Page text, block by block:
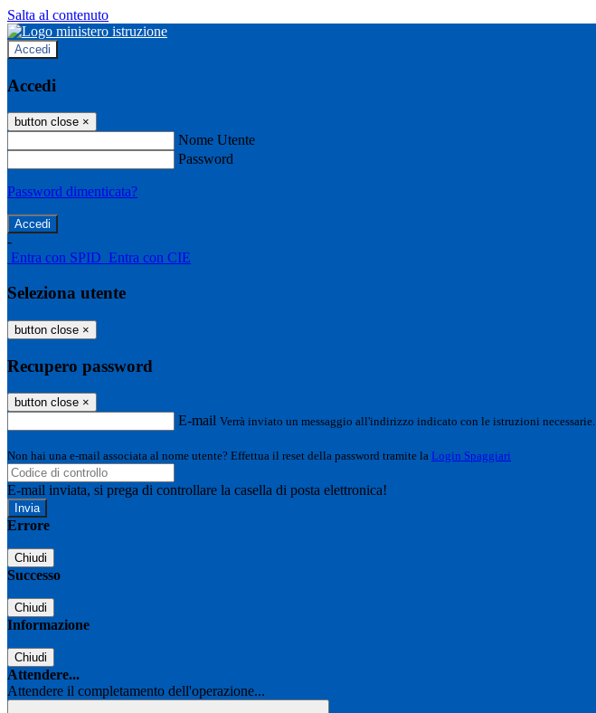
Salta al contenuto
Accedi
Accedi
button close ×
Nome Utente
Password
Password dimenticata?
-
Entra con SPID Entra con CIE
Seleziona utente
button close ×
Recupero password
button close ×
E-mail Verrà inviato un messaggio all'indirizzo indicato con le istruzioni necessarie.
Non hai una e-mail associata al nome utente? Effettua il reset della password tramite la Login Spaggiari
E-mail inviata, si prega di controllare la casella di posta elettronica!
Errore
Chiudi
Successo
Chiudi
Informazione
Chiudi
Attendere...
Attendere il completamento dell'operazione...